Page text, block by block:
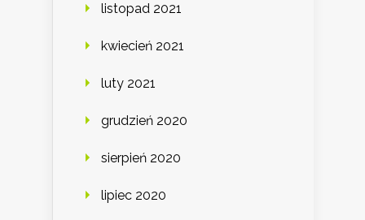
listopad 2021
kwiecień 2021
luty 2021
grudzień 2020
sierpień 2020
lipiec 2020